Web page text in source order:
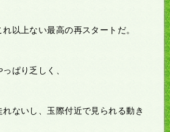
以上ない最高の再スタートだ。
ぱり乏しく、
ないし、玉際付近で見られる動き